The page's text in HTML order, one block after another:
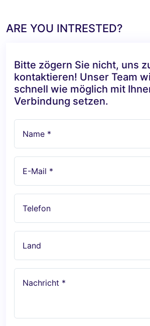
ARE YOU INTRESTED?
Bitte zögern Sie nicht, uns
kontaktieren! Unser Team
schnell wie möglich mit
Verbindung setzen.
Name *
E-Mail *
Telefon
Land
Nachricht *